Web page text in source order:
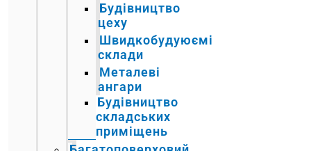
Будівництво
цеху
Швидкобудуюємі
склади
Металеві
ангари
Будівництво
складських
приміщень